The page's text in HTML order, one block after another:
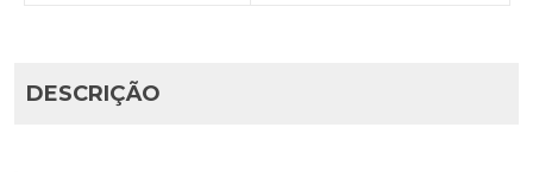
DESCRIÇÃO